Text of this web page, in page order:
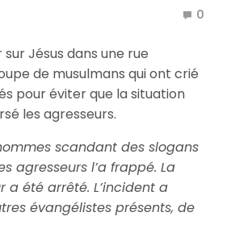
0
Jésus dans une rue
de musulmans qui ont crié
pour éviter que la situation
les agresseurs.
scandant des slogans
agresseurs l’a frappé. La
a été arrêté. L’incident a
évangélistes présents, de